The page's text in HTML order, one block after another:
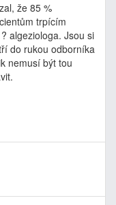
že 85 %
trpícím
algeziologa. Jsou si
do rukou odborníka
nemusí být tou